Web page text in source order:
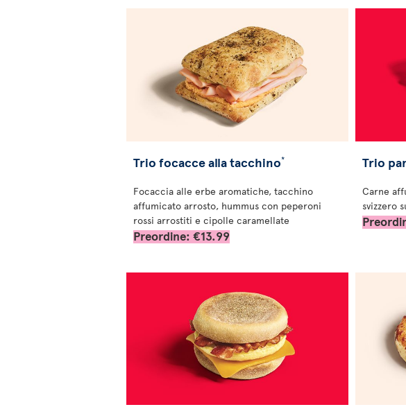
Trio focacce alla tacchino*
Focaccia alle erbe aromatiche, tacchino
affumicato arrosto, hummus con peperoni
rossi arrostiti e cipolle caramellate
Preordine: €13.99
Trio
Carne
svizzero